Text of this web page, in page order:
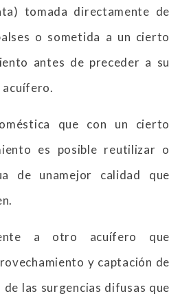
tomada directamente de
o sometida a un cierto
antes de preceder a su
acuífero.
que con un cierto
es posible reutilizar o
de unamejor calidad que
a otro acuífero que
y captación de
de las surgencias difusas que